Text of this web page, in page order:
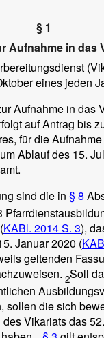
§ 1
Aufnahme in das
eines jeden
Aufnahme in das
auf Antrag bis
für die
Ablauf des 15.
sind die in § 8
KABl. 2014 S. 3),
Januar 2020 (
geltenden
2Soll
sollen die sich
Vikariats das